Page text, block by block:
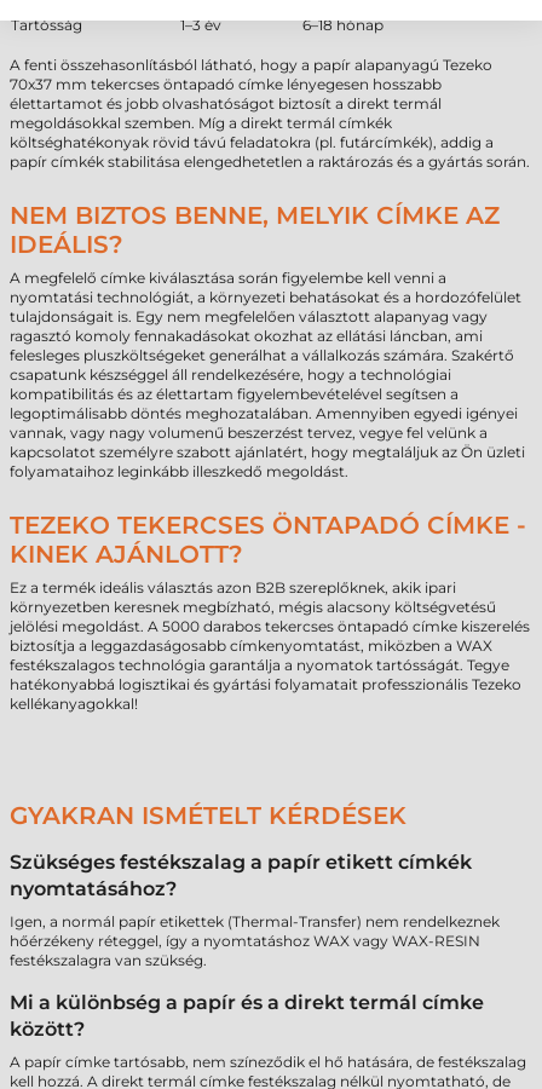
Tartósság
1–3 év 6–18 hónap
A fenti összehasonlításból látható, hogy a papír alapanyagú Tezeko
70x37 mm tekercses öntapadó címke lényegesen hosszabb
élettartamot és jobb olvashatóságot biztosít a direkt termál
megoldásokkal szemben. Míg a direkt termál címkék
költséghatékonyak rövid távú feladatokra (pl. futárcímkék), addig a
papír címkék stabilitása elengedhetetlen a raktározás és a gyártás során.
NEM BIZTOS BENNE, MELYIK CÍMKE AZ
IDEÁLIS?
A megfelelő címke kiválasztása során figyelembe kell venni a
nyomtatási technológiát, a környezeti behatásokat és a hordozófelület
tulajdonságait is. Egy nem megfelelően választott alapanyag vagy
ragasztó komoly fennakadásokat okozhat az ellátási láncban, ami
felesleges pluszköltségeket generálhat a vállalkozás számára. Szakértő
csapatunk készséggel áll rendelkezésére, hogy a technológiai
kompatibilitás és az élettartam figyelembevételével segítsen a
legoptimálisabb döntés meghozatalában. Amennyiben egyedi igényei
vannak, vagy nagy volumenű beszerzést tervez, vegye fel velünk a
kapcsolatot személyre szabott ajánlatért, hogy megtaláljuk az Ön üzleti
folyamataihoz leginkább illeszkedő megoldást.
TEZEKO TEKERCSES ÖNTAPADÓ CÍMKE -
KINEK AJÁNLOTT?
Ez a termék ideális választás azon B2B szereplőknek, akik ipari
környezetben keresnek megbízható, mégis alacsony költségvetésű
jelölési megoldást. A 5000 darabos tekercses öntapadó címke kiszerelés
biztosítja a leggazdaságosabb címkenyomtatást, miközben a WAX
festékszalagos technológia garantálja a nyomatok tartósságát. Tegye
hatékonyabbá logisztikai és gyártási folyamatait professzionális Tezeko
kellékanyagokkal!
GYAKRAN ISMÉTELT KÉRDÉSEK
Szükséges festékszalag a papír etikett címkék
nyomtatásához?
Igen, a normál papír etikettek (Thermal-Transfer) nem rendelkeznek
hőérzékeny réteggel, így a nyomtatáshoz WAX vagy WAX-RESIN
festékszalagra van szükség.
Mi a különbség a papír és a direkt termál címke
között?
A papír címke tartósabb, nem színeződik el hő hatására, de festékszalag
kell hozzá. A direkt termál címke festékszalag nélkül nyomtatható, de